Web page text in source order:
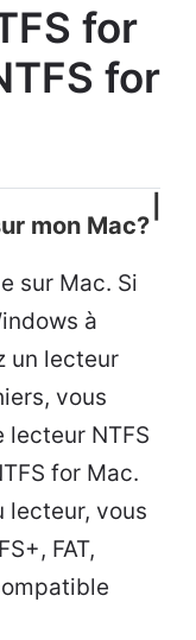
for
for
mon Mac?
sur Mac. Si
à
un lecteur
vous
lecteur NTFS
for Mac.
lecteur, vous
FAT,